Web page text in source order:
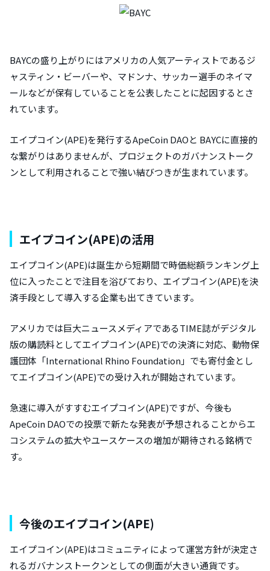
BAYCの盛り上がりにはアメリカの人気アーティストであるジ
ャスティン・ビーバーや、マドンナ、サッカー選手のネイマ
ールなどが保有していることを公表したことに起因するとさ
れています。
エイプコイン(APE)を発行するApeCoin DAOと BAYCに直接的
な繋がりはありませんが、プロジェクトのガバナンストーク
ンとして利用されることで強い結びつきが生まれています。
エイプコイン(APE)の活用
エイプコイン(APE)は誕生から短期間で時価総額ランキング上
位に入ったことで注目を浴びており、エイプコイン(APE)を決
済手段として導入する企業も出てきています。
アメリカでは巨大ニュースメディアであるTIME誌がデジタル
版の購読料としてエイプコイン(APE)での決済に対応、動物保
護団体「International Rhino Foundation」でも寄付金とし
てエイプコイン(APE)での受け入れが開始されています。
急速に導入がすすむエイプコイン(APE)ですが、今後も
ApeCoin DAOでの投票で新たな発表が予想されることからエ
コシステムの拡大やユースケースの増加が期待される銘柄で
す。
今後のエイプコイン(APE)
エイプコイン(APE)はコミュニティによって運営方針が決定さ
れるガバナンストークンとしての側面が大きい通貨です。